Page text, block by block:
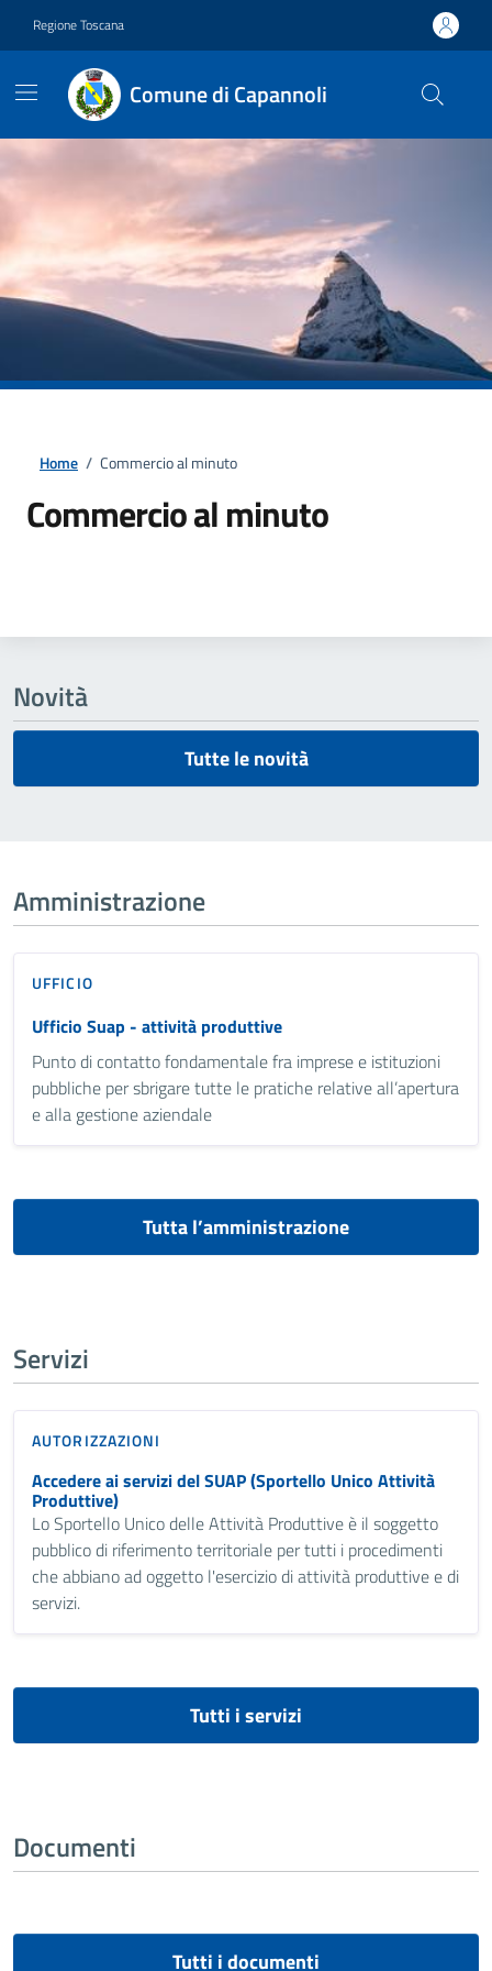
Regione Toscana
Comune di Capannoli
Home / Commercio al minuto
Commercio al minuto
Novità
Tutte le novità
Amministrazione
UFFICIO
Ufficio Suap - attività produttive
Punto di contatto fondamentale fra imprese e istituzioni
pubbliche per sbrigare tutte le pratiche relative all’apertura
e alla gestione aziendale
Tutta l’amministrazione
Servizi
AUTORIZZAZIONI
Accedere ai servizi del SUAP (Sportello Unico Attività
Produttive)
Lo Sportello Unico delle Attività Produttive è il soggetto
pubblico di riferimento territoriale per tutti i procedimenti
che abbiano ad oggetto l'esercizio di attività produttive e di
servizi.
Tutti i servizi
Documenti
Tutti i documenti